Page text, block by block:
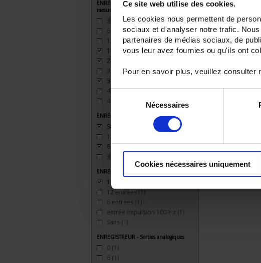
Ce site web utilise des cookies.
Les cookies nous permettent de
sociaux et d'analyser notre trafic.
partenaires de médias sociaux, de
vous leur avez fournies ou qu'ils ont
Pour en savoir plus, veuillez consulter
Sélection
consentement
Nécessaires
Cookies nécessaires uniquement
ENREGISTREUR - Nombre de voies de
mesure
3
6
12
18
24
30
36
42(1)
48
ENREGISTREUR - Sorties relais
Sans
12 sorties
6 sorties(1)
3 sorties
ENREGISTREUR - Entrées Logiques
18 entrées
12 entrées (1)
6 entrées (1)
entrée impulsion 100 Hz (1)
Sans (1)
ENREGISTREUR - Sorties analogiques
0 (1)
6 (1)